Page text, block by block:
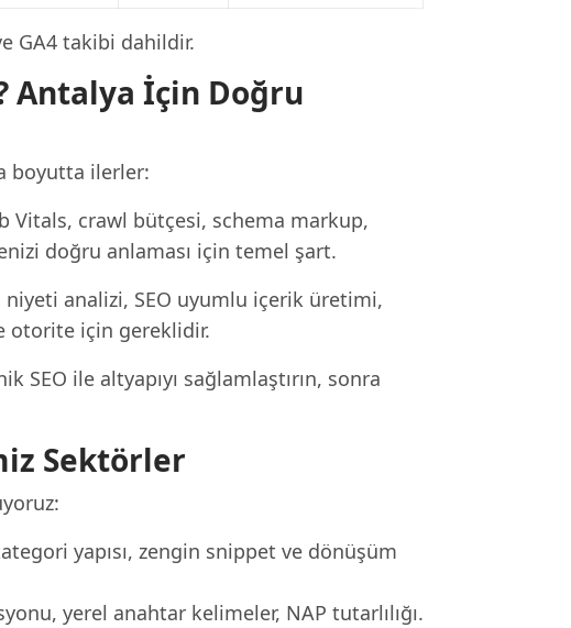
GA4 takibi dahildir.
Antalya İçin Doğru
boyutta ilerler:
Vitals, crawl bütçesi, schema markup,
doğru anlaması için temel şart.
niyeti analizi, SEO uyumlu içerik üretimi,
otorite için gereklidir.
SEO ile altyapıyı sağlamlaştırın, sonra
Sektörler
yapısı, zengin snippet ve dönüşüm
yerel anahtar kelimeler, NAP tutarlılığı.